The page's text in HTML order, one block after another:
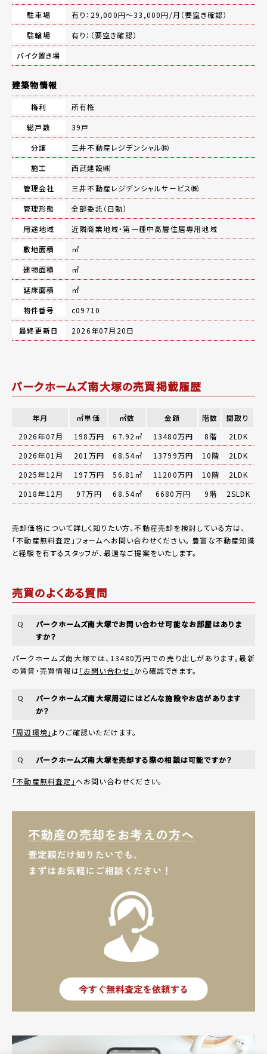
駐車場
有り：29,000円～33,000円/月（要空き確認）
駐輪場
有り：（要空き確認）
バイク置き場
建築物情報
権利
所有権
総戸数
39戸
分譲
三井不動産レジデンシャル㈱
施工
西武建設㈱
管理会社
三井不動産レジデンシャルサービス㈱
管理形態
全部委託（日勤）
用途地域
近隣商業地域・第一種中高層住居専用地域
敷地面積
㎡
建物面積
㎡
延床面積
㎡
物件番号
c09710
最終更新日
2026年07月20日
パークホームズ南大塚の売買掲載履歴
年月 ㎡単価 ㎡数 金額 階数
間取り
2026年07月
198万円 67.92㎡ 13480万円 8階
2LDK
2026年01月
201万円 68.54㎡ 13799万円 10階
2LDK
2025年12月
197万円 56.81㎡ 11200万円 10階
2LDK
2018年12月
97万円 68.54㎡ 6680万円 9階 2SLDK
売却価格について詳しく知りたい方、不動産売却を検討している方は、
「不動産無料査定 」フォームへお問い合わせください。 豊富な不動産知識
と経験を有するスタッフが、最適なご提案をいたします。
売買のよくある質問
Q
パークホームズ南大塚でお問い合わせ可能なお部屋はありま
すか？
パークホームズ南大塚では、13480万円での売り出しがあります。最新
の賃貸・売買情報は「お問い合わせ」 から確認できます。
Q
パークホームズ南大塚周辺にはどんな施設やお店があります
か？
「周辺環境」よりご確認いただけます。
Q パークホームズ南大塚を売却する際の相談は可能ですか？
「不動産無料査定」へお問い合わせください。